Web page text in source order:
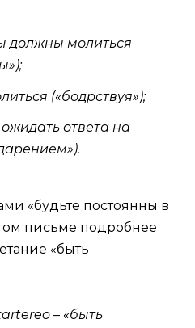
должны молиться
(«бодрствуя»);
ответа на
«будьте постоянны в
письме подробнее
«быть
– «быть